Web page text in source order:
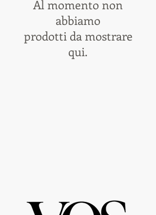
Al momento non
abbiamo
prodotti da mostrare
qui.